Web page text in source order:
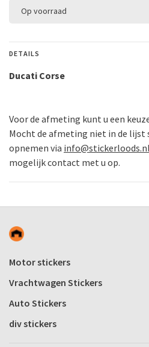
Op voorraad
DETAILS
Ducati Corse
Voor de afmeting kunt u een
Mocht de afmeting niet in de lijst
opnemen via info@stickerloods.nl
mogelijk contact met u op.
Motor stickers
Vrachtwagen Stickers
Auto Stickers
div stickers